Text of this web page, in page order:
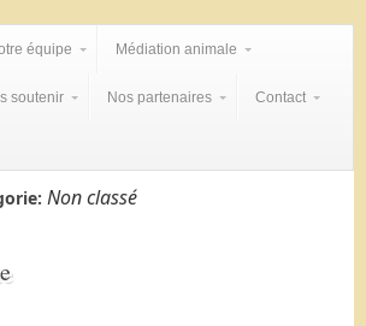
équipe Médiation animale
soutenir Nos partenaires Contact
Non classé